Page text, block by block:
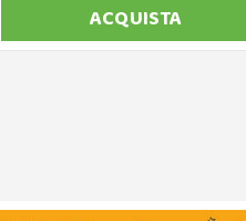
ACQUISTA